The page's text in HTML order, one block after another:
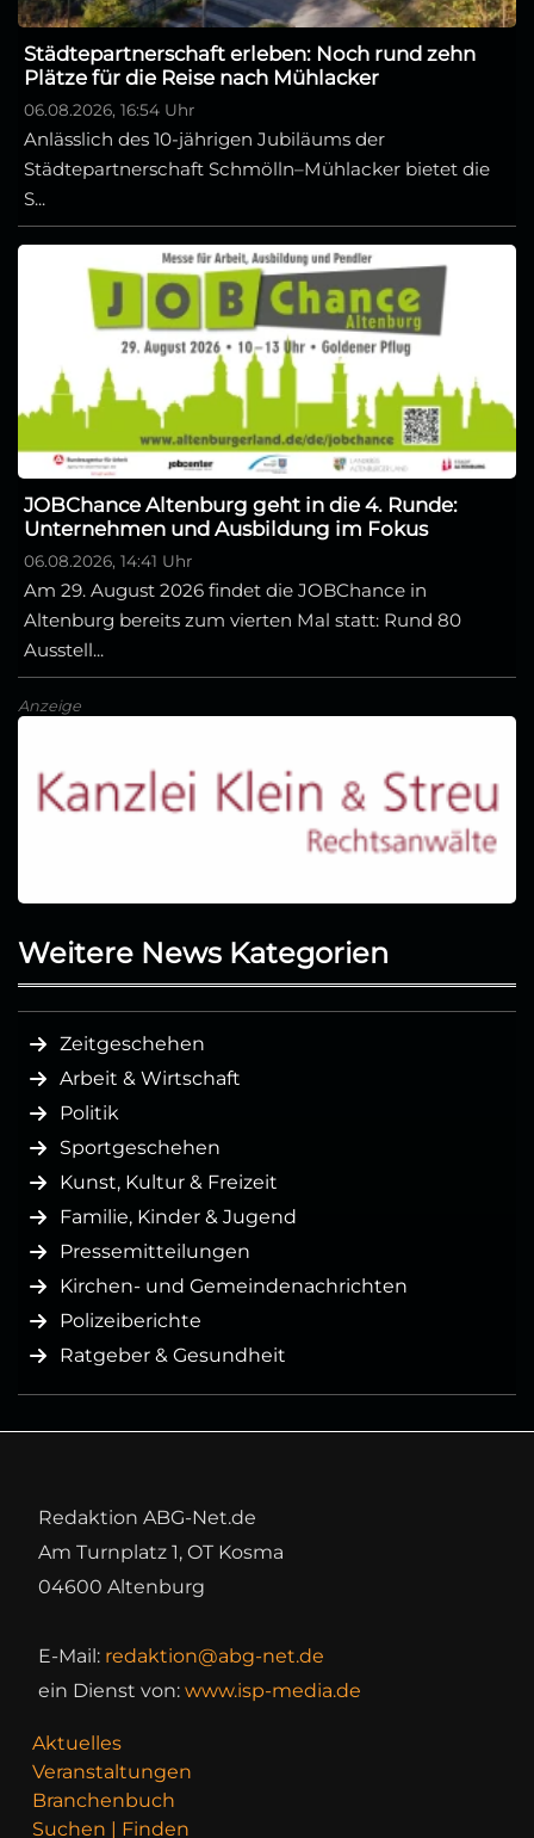
Städtepartnerschaft erleben: Noch rund zehn
Plätze für die Reise nach Mühlacker
06.08.2026, 16:54 Uhr
Anlässlich des 10-jährigen Jubiläums der
Städtepartnerschaft Schmölln–Mühlacker bietet die
S...
JOBChance Altenburg geht in die 4. Runde:
Unternehmen und Ausbildung im Fokus
06.08.2026, 14:41 Uhr
Am 29. August 2026 findet die JOBChance in
Altenburg bereits zum vierten Mal statt: Rund 80
Ausstell...
Anzeige
Weitere News Kategorien
Zeitgeschehen
Arbeit & Wirtschaft
Politik
Sportgeschehen
Kunst, Kultur & Freizeit
Familie, Kinder & Jugend
Pressemitteilungen
Kirchen- und Gemeindenachrichten
Polizeiberichte
Ratgeber & Gesundheit
Redaktion ABG-Net.de
Am Turnplatz 1, OT Kosma
04600 Altenburg
E-Mail: redaktion@abg-net.de
ein Dienst von: www.isp-media.de
Aktuelles
Veranstaltungen
Branchenbuch
Suchen | Finden